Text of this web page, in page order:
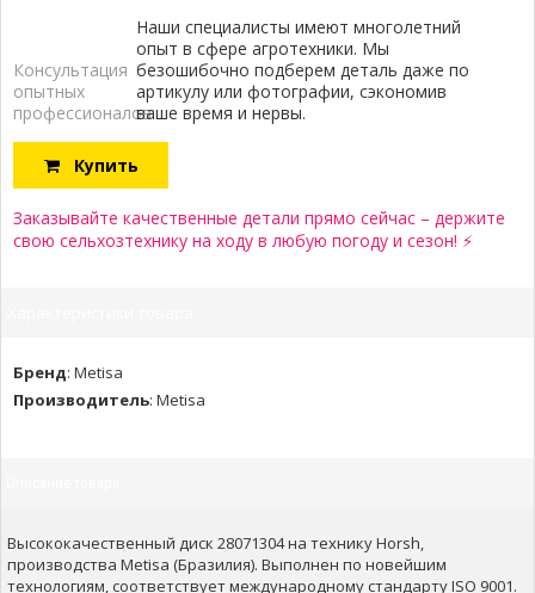
Консультация
опытных
профессионалов:
Наши специалисты имеют многолетний
опыт в сфере агротехники. Мы
безошибочно подберем деталь даже по
артикулу или фотографии, сэкономив
ваше время и нервы.
Купить
Заказывайте качественные детали прямо сейчас – держите
свою сельхозтехнику на ходу в любую погоду и сезон! ⚡
Бренд: Metisa
Производитель: Metisa
Высококачественный диск 28071304 на технику Horsh,
производства Metisa (Бразилия). Выполнен по новейшим
технологиям, соответствует международному стандарту ISO 9001.